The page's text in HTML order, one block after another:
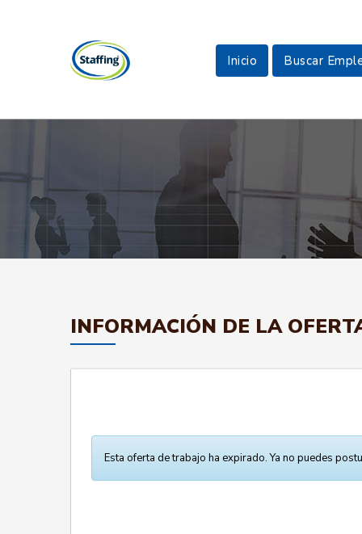
Inicio Buscar
INFORMACIÓN DE LA
Esta oferta de trabajo ha expirado. Ya no puedes